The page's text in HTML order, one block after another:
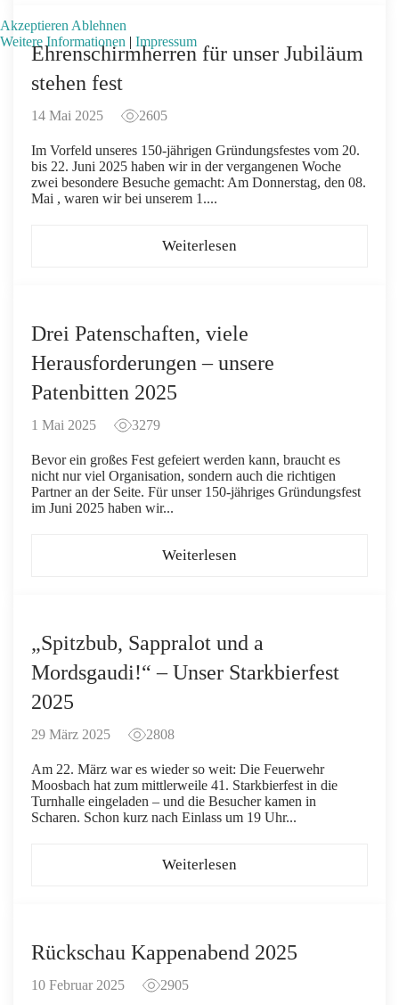
Ehrenschirmherren für unser Jubiläum
stehen fest
14 Mai 2025 2605
Im Vorfeld unseres 150-jährigen Gründungsfestes vom 20.
bis 22. Juni 2025 haben wir in der vergangenen Woche
zwei besondere Besuche gemacht: Am Donnerstag, den 08.
Mai , waren wir bei unserem 1....
Weiterlesen
Drei Patenschaften, viele
Herausforderungen – unsere
Patenbitten 2025
1 Mai 2025 3279
Bevor ein großes Fest gefeiert werden kann, braucht es
nicht nur viel Organisation, sondern auch die richtigen
Partner an der Seite. Für unser 150-jähriges Gründungsfest
im Juni 2025 haben wir...
Weiterlesen
„Spitzbub, Sappralot und a
Mordsgaudi!“ – Unser Starkbierfest
2025
29 März 2025 2808
Am 22. März war es wieder so weit: Die Feuerwehr
Moosbach hat zum mittlerweile 41. Starkbierfest in die
Turnhalle eingeladen – und die Besucher kamen in
Scharen. Schon kurz nach Einlass um 19 Uhr...
Weiterlesen
Rückschau Kappenabend 2025
10 Februar 2025 2905
Akzeptieren Ablehnen
Weitere Informationen | Impressum